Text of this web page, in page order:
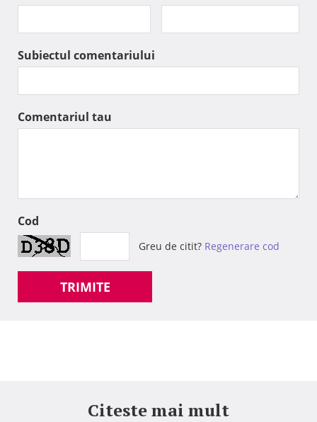
Subiectul comentariului
Comentariul tau
Cod
Greu de citit? Regenerare cod
TRIMITE
Citeste mai mult